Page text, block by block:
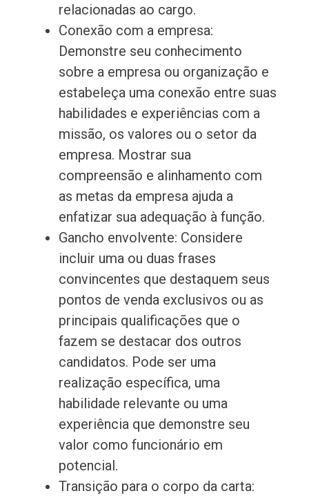
relacionadas ao cargo.
Conexão com a empresa:
Demonstre seu conhecimento
sobre a empresa ou organização e
estabeleça uma conexão entre suas
habilidades e experiências com a
missão, os valores ou o setor da
empresa. Mostrar sua
compreensão e alinhamento com
as metas da empresa ajuda a
enfatizar sua adequação à função.
Gancho envolvente: Considere
incluir uma ou duas frases
convincentes que destaquem seus
pontos de venda exclusivos ou as
principais qualificações que o
fazem se destacar dos outros
candidatos. Pode ser uma
realização específica, uma
habilidade relevante ou uma
experiência que demonstre seu
valor como funcionário em
potencial.
Transição para o corpo da carta: